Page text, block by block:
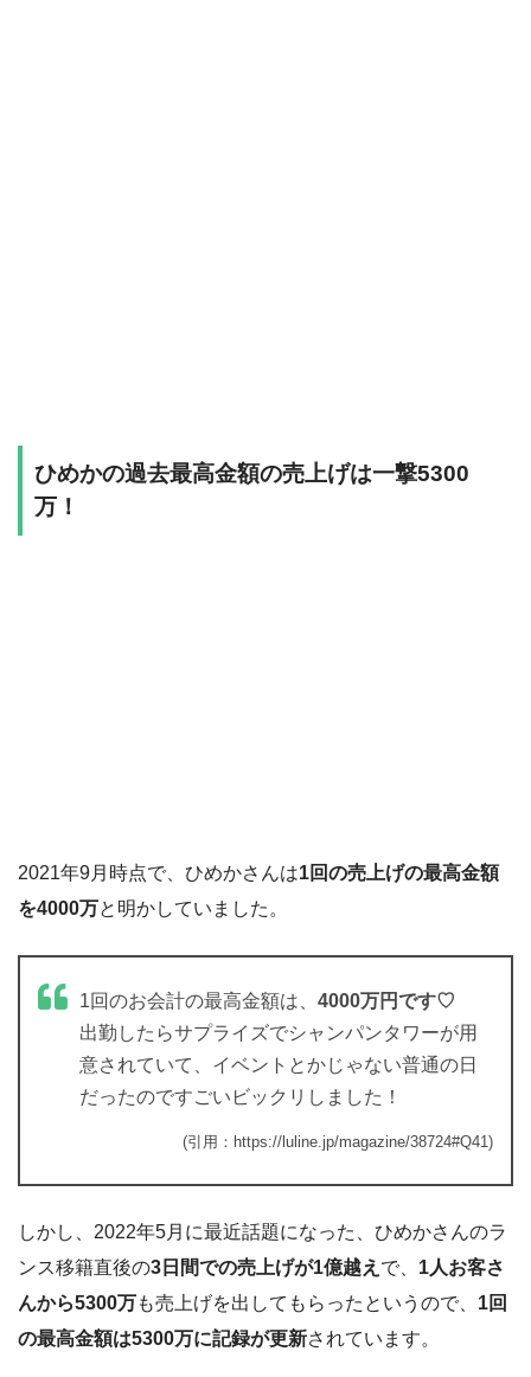
ひめかの過去最高金額の売上げは一撃5300
万！
2021年9月時点で、ひめかさんは1回の売上げの最高金額
を4000万と明かしていました。
1回のお会計の最高金額は、 4000万円です♡
出勤したらサプライズでシャンパンタワーが用
意されていて、イベントとかじゃない普通の日
だったのですごいビックリしました！
(引用：https://luline.jp/magazine/38724#Q41)
しかし、2022年5月に最近話題になった、ひめかさんのラ
ンス移籍直後の3日間での売上げが1億越え で、 1人お客さ
んから5300万も売上げを出してもらったというので、 1回
の最高金額は5300万に記録が更新されています。